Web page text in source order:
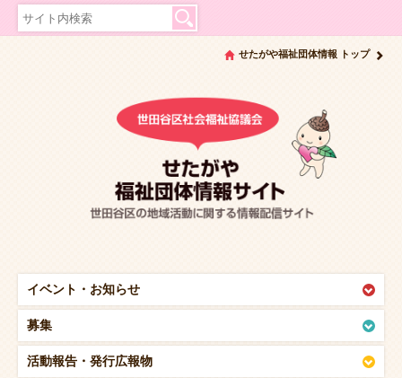
イベント・ お知らせ
募集
活動報告・ 発行広報物
せたがや福祉団体情報 トップ